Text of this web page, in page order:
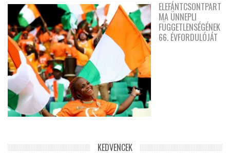
ELEFÁNTCSONTPART
MA ÜNNEPLI
FÜGGETLENSÉGÉNEK
66. ÉVFORDULÓJÁT
KEDVENCEK